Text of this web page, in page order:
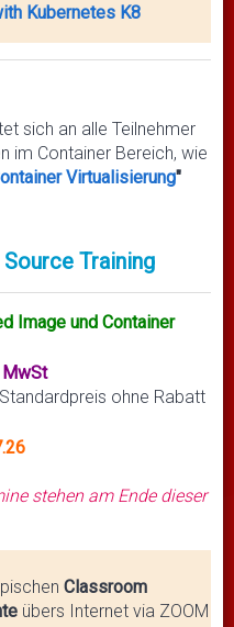
Kubernetes K8
sich an alle Teilnehmer
im Container Bereich, wie
Virtualisierung"
Training
Image und Container
MwSt
ohne Rabatt
stehen am Ende dieser
Classroom
übers Internet via ZOOM